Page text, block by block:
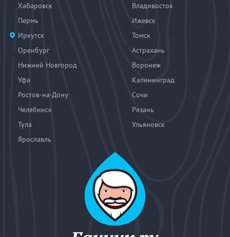
Хабаровск
Владивосток
Пермь
Ижевск
Иркутск
Томск
Оренбург
Астрахань
Нижний Новгород
Воронеж
Уфа
Калининград
Ростов-на-Дону
Сочи
Челябинск
Рязань
Тула
Ульяновск
Ярославль